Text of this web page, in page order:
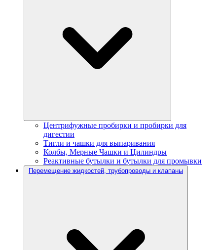
Центрифужные пробирки и пробирки для
дигестии
Тигли и чашки для выпаривания
Колбы, Мерные Чашки и Цилиндры
Реактивные бутылки и бутылки для промывки
Перемещение жидкостей, трубопроводы и клапаны